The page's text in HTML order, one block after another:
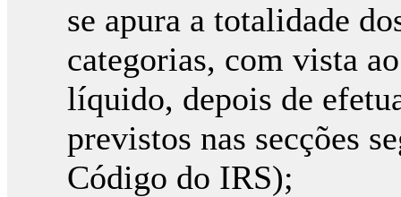
se apura a totalidade
categorias, com vista
líquido, depois de
previstos nas secções
Código do IRS);